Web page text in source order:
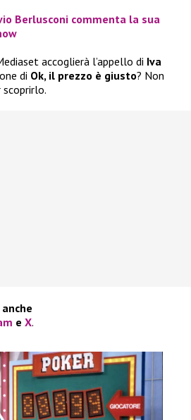
Berlusconi commenta la sua
accoglierà l’appello di Iva
di Ok, il prezzo è giusto? Non
anche
e X.